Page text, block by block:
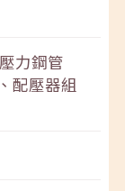
力鋼管
配壓器組